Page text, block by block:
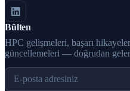
Bülten
HPC gelişmeleri, başarı
güncellemeleri — doğrudan